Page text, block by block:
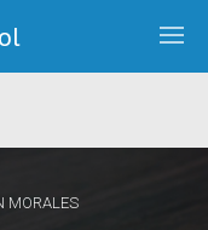
MORALES